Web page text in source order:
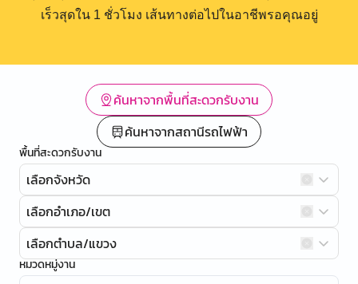
เร็วสุดใน 1 ชั่วโมง เส้นทางต่อไปในอาชีพรอคุณอยู่
ค้นหาจากพื้นที่สะดวกรับงาน
ค้นหาจากสถานีรถไฟฟ้า
พื้นที่สะดวกรับงาน
เลือกจังหวัด
เลือกอำเภอ/เขต
เลือกตำบล/แขวง
หมวดหมู่งาน